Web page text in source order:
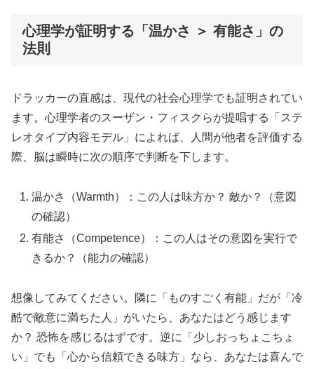
心理学が証明する「温かさ ＞ 有能さ」の
法則
ドラッカーの直感は、現代の社会心理学でも証明されてい
ます。心理学者のスーザン・フィスクらが提唱する「ステ
レオタイプ内容モデル」によれば、人間が他者を評価する
際、脳は瞬時に次の順序で判断を下します。
温かさ（Warmth）：この人は味方か？ 敵か？（意図
の確認）
有能さ（Competence）：この人はその意図を実行で
きるか？（能力の確認）
想像してみてください。隣に「ものすごく有能」だが「冷
酷で敵意に満ちた人」がいたら、あなたはどう感じます
か？ 恐怖を感じるはずです。逆に「少しおっちょこちょ
い」でも「心から信頼できる味方」なら、あなたは喜んで